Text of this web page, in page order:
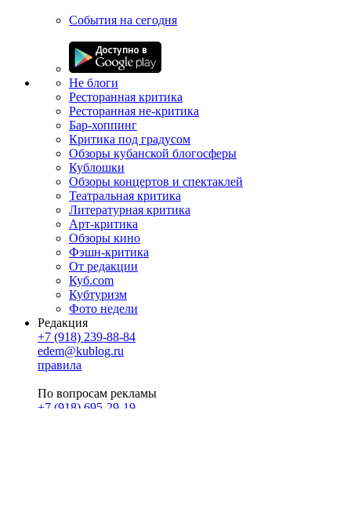
События на сегодня
Не блоги
Ресторанная критика
Ресторанная не-критика
Бар-хоппинг
Критика под градусом
Обзоры кубанской блогосферы
Кублошки
Обзоры концертов и спектаклей
Театральная критика
Литературная критика
Арт-критика
Обзоры кино
Фэшн-критика
От редакции
Куб.com
Кубтуризм
Фото недели
Редакция
+7 (918) 239-88-84
edem@kublog.ru
правила
По вопросам рекламы
+7 (918) 695-29-19